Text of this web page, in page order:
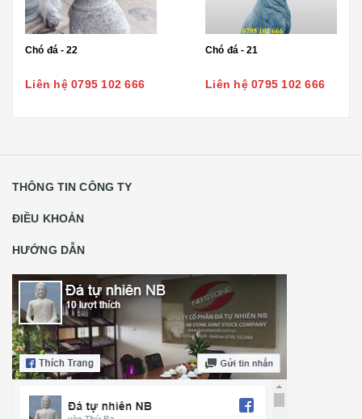
Chó đá - 22
Liên hệ 0795 102 666
Chó đá - 21
Liên hệ 0795 102 666
THÔNG TIN CÔNG TY
ĐIỀU KHOẢN
HƯỚNG DẪN